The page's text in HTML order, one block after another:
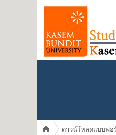
You are here
ดาวน์โหลดแบบฟอ